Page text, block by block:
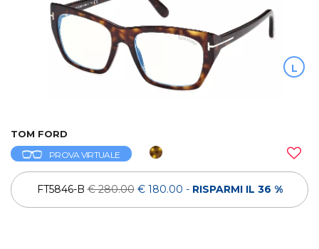
L
TOM FORD
PROVA VIRTUALE
FT5846-B€ 280.00 € 180.00 - RISPARMI IL 36 %